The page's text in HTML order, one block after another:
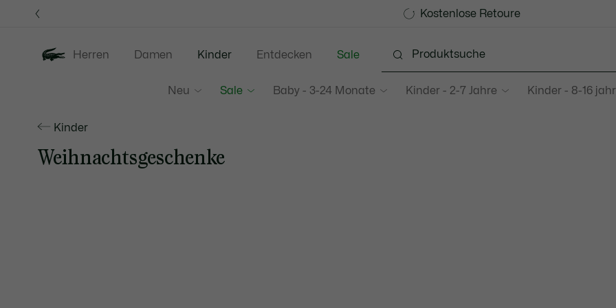
Kostenlose Retoure
Werden Sie Lacoste Member!
Sale bis zu 50%
Herren Damen Kinder
Neu Sale Baby - 3-24 Monate Kinder - 2-7 Jahre Kinder - 8-16
Entdecken Sale
Kinder
Weihnachtsgeschenke